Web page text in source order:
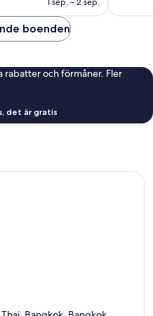
boenden
rabatter och förmåner. Fler
det är gratis